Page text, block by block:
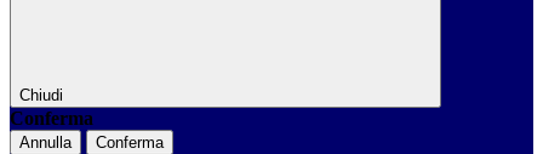
Chiudi
Conferma
Annulla Conferma